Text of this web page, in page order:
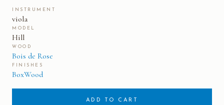
INSTRUMENT
viola
MODEL
Hill
WOOD
Bois de Rose
FINISHES
BoxWood
ADD TO CART